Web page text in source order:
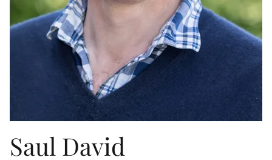
PRESSKONTAKT
PEER REVIEW-PROCESSEN
Saul David